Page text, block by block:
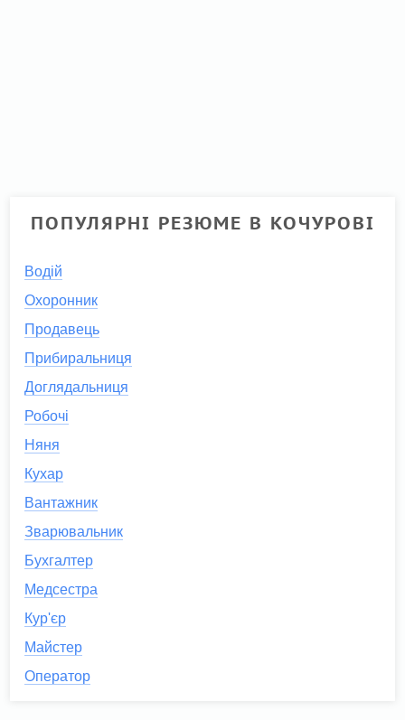
ПОПУЛЯРНІ РЕЗЮМЕ В КОЧУРОВІ
Водій
Охоронник
Продавець
Прибиральниця
Доглядальниця
Робочі
Няня
Кухар
Вантажник
Зварювальник
Бухгалтер
Медсестра
Кур'єр
Майстер
Оператор